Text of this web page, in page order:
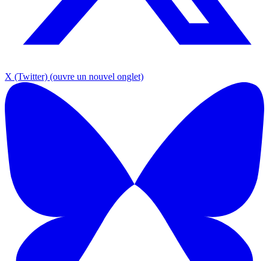
X (Twitter) (ouvre un nouvel onglet)